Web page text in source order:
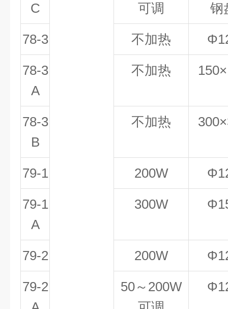
C
可调
钢
78-3 不加热
78-3
A
不加热
78-3
B
不加热
79-1 200W
79-1
A
300W
79-2 200W
79-2
50～200W